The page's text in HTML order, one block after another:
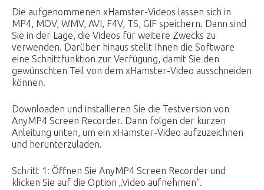
Die aufgenommenen xHamster-Videos lassen sich in
MP4, MOV, WMV, AVI, F4V, TS, GIF speichern. Dann sind
Sie in der Lage, die Videos für weitere Zwecks zu
verwenden. Darüber hinaus stellt Ihnen die Software
eine Schnittfunktion zur Verfügung, damit Sie den
gewünschten Teil von dem xHamster-Video ausschneiden
können.
Downloaden und installieren Sie die Testversion von
AnyMP4 Screen Recorder. Dann folgen der kurzen
Anleitung unten, um ein xHamster-Video aufzuzeichnen
und herunterzuladen.
Schritt 1: Öffnen Sie AnyMP4 Screen Recorder und
klicken Sie auf die Option „Video aufnehmen“.